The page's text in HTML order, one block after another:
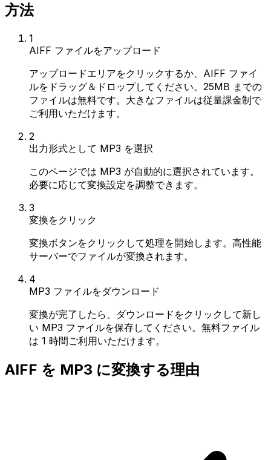
方法
1
AIFF ファイルをアップロード
アップロードエリアをクリックするか、AIFF ファイ
ルをドラッグ＆ドロップしてください。25MB までの
ファイルは無料です。大きなファイルは従量課金制で
ご利用いただけます。
2
出力形式として MP3 を選択
このページでは MP3 が自動的に選択されています。
必要に応じて変換設定を調整できます。
3
変換をクリック
変換ボタンをクリックして処理を開始します。高性能
サーバーでファイルが変換されます。
4
MP3 ファイルをダウンロード
変換が完了したら、ダウンロードをクリックして新し
い MP3 ファイルを保存してください。無料ファイル
は 1 時間ご利用いただけます。
AIFF を MP3 に変換する理由